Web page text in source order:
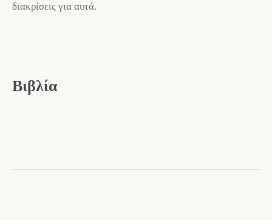
διακρίσεις για αυτά.
Βιβλία